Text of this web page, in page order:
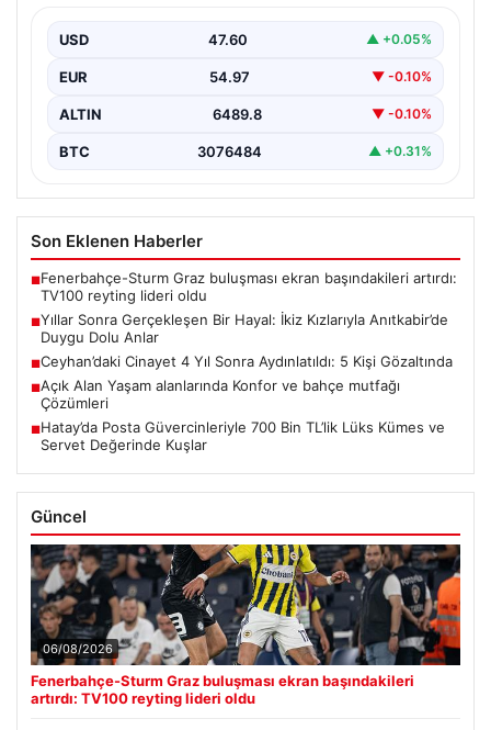
uzun süredir çözülemeyen silahlı cinayet olayı,
kapsamlı…
USD 47.60 ▲ +0.05%
EUR 54.97 ▼ -0.10%
ALTIN 6489.8 ▼ -0.10%
BTC 3076484 ▲ +0.31%
Son Eklenen Haberler
■Fenerbahçe-Sturm Graz buluşması ekran başındakileri artırdı:
TV100 reyting lideri oldu
■Yıllar Sonra Gerçekleşen Bir Hayal: İkiz Kızlarıyla Anıtkabir’de
Duygu Dolu Anlar
■Ceyhan’daki Cinayet 4 Yıl Sonra Aydınlatıldı: 5 Kişi Gözaltında
■Açık Alan Yaşam alanlarında Konfor ve bahçe mutfağı
Çözümleri
■Hatay’da Posta Güvercinleriyle 700 Bin TL’lik Lüks Kümes ve
Servet Değerinde Kuşlar
Güncel
06/08/2026
Fenerbahçe-Sturm Graz buluşması ekran başındakileri
artırdı: TV100 reyting lideri oldu